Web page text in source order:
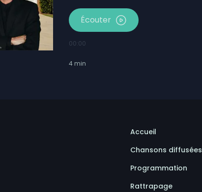
Écouter
00:00
4 min
Accueil
Chansons diffusées
Programmation
Rattrapage